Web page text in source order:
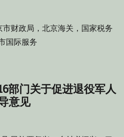
财政局，北京海关，国家税务
国际服务
部门关于促进退役军人
意见